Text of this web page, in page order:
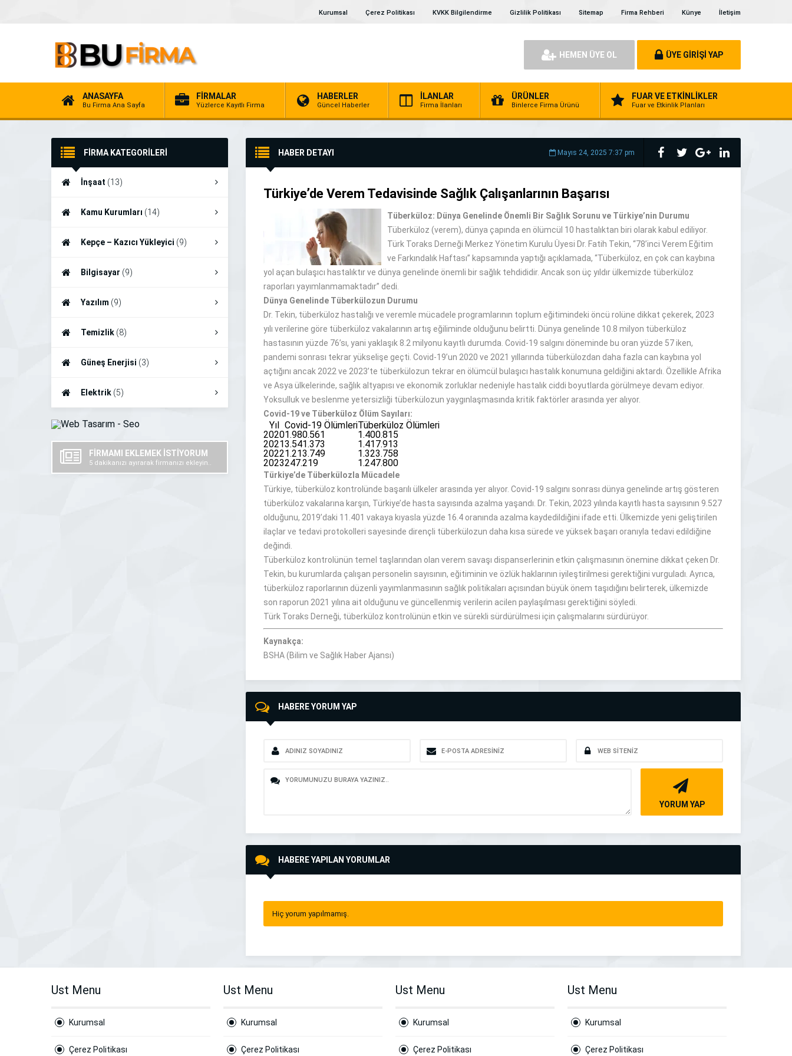
Kurumsal Çerez Politikası KVKK Bilgilendirme Gizlilik Politikası Sitemap Firma Rehberi Künye İletişim
HEMEN ÜYE OL ÜYE GİRİŞİ YAP
ANASAYFA
Bu Firma Ana Sayfa
FİRMALAR
Yüzlerce Kayıtlı Firma
HABERLER
Güncel Haberler
İLANLAR
Firma İlanları
ÜRÜNLER
Binlerce Firma Ürünü
FUAR VE ETKİNLİKLER
Fuar ve Etkinlik Planları
FİRMA KATEGORİLERİ
İnşaat (13)
Kamu Kurumları (14)
Kepçe – Kazıcı Yükleyici (9)
Bilgisayar (9)
Yazılım (9)
Temizlik (8)
Güneş Enerjisi (3)
Elektrik (5)
FİRMAMI EKLEMEK İSTİYORUM
5 dakikanızı ayırarak firmanızı ekleyin..
HABER DETAYI Mayıs 24, 2025 7:37 pm
Türkiye’de Verem Tedavisinde Sağlık Çalışanlarının Başarısı
Tüberküloz: Dünya Genelinde Önemli Bir Sağlık Sorunu ve Türkiye’nin Durumu
Tüberküloz (verem), dünya çapında en ölümcül 10 hastalıktan biri olarak kabul ediliyor.
Türk Toraks Derneği Merkez Yönetim Kurulu Üyesi Dr. Fatih Tekin, “78’inci Verem Eğitim
ve Farkındalık Haftası” kapsamında yaptığı açıklamada, “Tüberküloz, en çok can kaybına
yol açan bulaşıcı hastalıktır ve dünya genelinde önemli bir sağlık tehdididir. Ancak son üç yıldır ülkemizde tüberküloz
raporları yayımlanmamaktadır” dedi.
Dünya Genelinde Tüberkülozun Durumu
Dr. Tekin, tüberküloz hastalığı ve veremle mücadele programlarının toplum eğitimindeki öncü rolüne dikkat çekerek, 2023
yılı verilerine göre tüberküloz vakalarının artış eğiliminde olduğunu belirtti. Dünya genelinde 10.8 milyon tüberküloz
hastasının yüzde 76’sı, yani yaklaşık 8.2 milyonu kayıtlı durumda. Covid-19 salgını döneminde bu oran yüzde 57 iken,
pandemi sonrası tekrar yükselişe geçti. Covid-19’un 2020 ve 2021 yıllarında tüberkülozdan daha fazla can kaybına yol
açtığını ancak 2022 ve 2023’te tüberkülozun tekrar en ölümcül bulaşıcı hastalık konumuna geldiğini aktardı. Özellikle Afrika
ve Asya ülkelerinde, sağlık altyapısı ve ekonomik zorluklar nedeniyle hastalık ciddi boyutlarda görülmeye devam ediyor.
Yoksulluk ve beslenme yetersizliği tüberkülozun yaygınlaşmasında kritik faktörler arasında yer alıyor.
Covid-19 ve Tüberküloz Ölüm Sayıları:
Yıl Covid-19 ÖlümleriTüberküloz Ölümleri
20201.980.561
1.400.815
20213.541.373
1.417.913
20221.213.749
1.323.758
2023247.219 1.247.800
Türkiye’de Tüberkülozla Mücadele
Türkiye, tüberküloz kontrolünde başarılı ülkeler arasında yer alıyor. Covid-19 salgını sonrası dünya genelinde artış gösteren
tüberküloz vakalarına karşın, Türkiye’de hasta sayısında azalma yaşandı. Dr. Tekin, 2023 yılında kayıtlı hasta sayısının 9.527
olduğunu, 2019’daki 11.401 vakaya kıyasla yüzde 16.4 oranında azalma kaydedildiğini ifade etti. Ülkemizde yeni geliştirilen
ilaçlar ve tedavi protokolleri sayesinde dirençli tüberkülozun daha kısa sürede ve yüksek başarı oranıyla tedavi edildiğine
değindi.
Tüberküloz kontrolünün temel taşlarından olan verem savaşı dispanserlerinin etkin çalışmasının önemine dikkat çeken Dr.
Tekin, bu kurumlarda çalışan personelin sayısının, eğitiminin ve özlük haklarının iyileştirilmesi gerektiğini vurguladı. Ayrıca,
tüberküloz raporlarının düzenli yayımlanmasının sağlık politikaları açısından büyük önem taşıdığını belirterek, ülkemizde
son raporun 2021 yılına ait olduğunu ve güncellenmiş verilerin acilen paylaşılması gerektiğini söyledi.
Türk Toraks Derneği, tüberküloz kontrolünün etkin ve sürekli sürdürülmesi için çalışmalarını sürdürüyor.
Kaynakça:
BSHA (Bilim ve Sağlık Haber Ajansı)
HABERE YORUM YAP
YORUM YAP
HABERE YAPILAN YORUMLAR
Hiç yorum yapılmamış.
Ust Menu
Kurumsal
Çerez Politikası
Ust Menu
Kurumsal
Çerez Politikası
Ust Menu
Kurumsal
Çerez Politikası
Ust Menu
Kurumsal
Çerez Politikası